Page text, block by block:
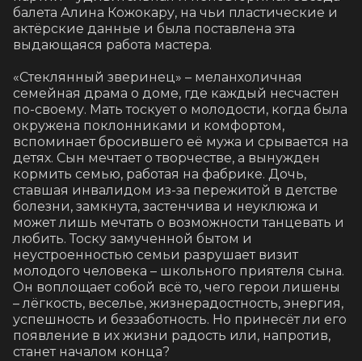
балета Алина Кожокару, на чьи пластические и
актёрские данные и была поставлена эта
выдающаяся работа мастера.
«Стеклянный зверинец» – меланхоличная
семейная драма о доме, где каждый несчастен
по-своему. Мать тоскует о молодости, когда была
окружена поклонниками и комфортом,
вспоминает бросившего её мужа и срывается на
детях. Сын мечтает о творчестве, а вынужден
кормить семью, работая на фабрике. Дочь,
ставшая инвалидом из-за пережитой в детстве
болезни, замкнута, застенчива и неуклюжа и
может лишь мечтать о возможности танцевать и
любить. Тоску замученной бытом и
неустроенностью семьи разрушает визит
молодого человека – школьного приятеля сына.
Он воплощает собой всё то, чего герои лишены
– лёгкость, веселье, жизнерадостность, энергия,
успешность и беззаботность. Но принесёт ли его
появление в их жизни радость или, напротив,
станет началом конца?